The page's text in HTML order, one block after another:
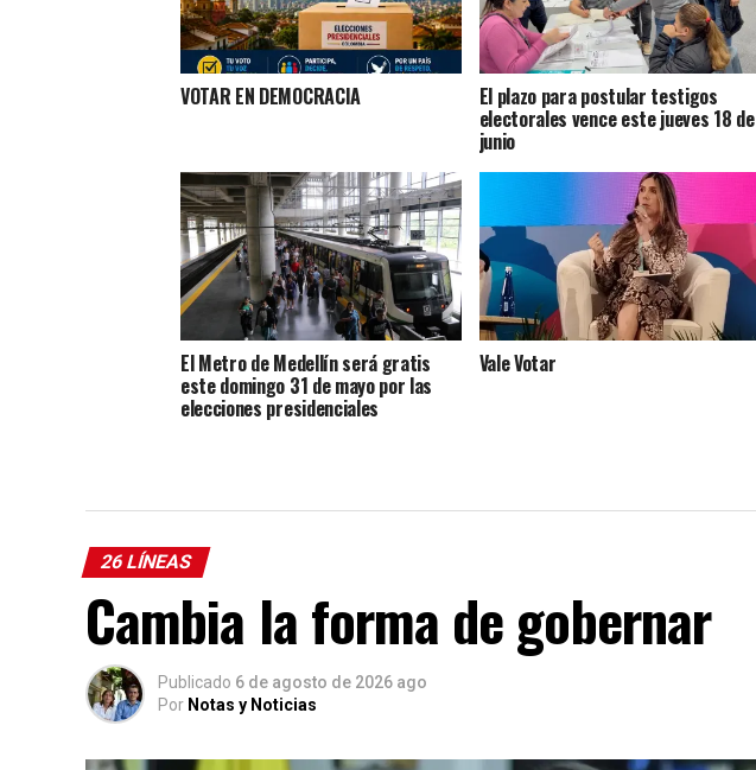
VOTAR EN DEMOCRACIA El plazo para postular testigos
electorales vence este jueves 18 de
junio
El Metro de Medellín será gratis
este domingo 31 de mayo por las
elecciones presidenciales
Vale Votar
26 LÍNEAS
Cambia la forma de gobernar
Publicado 6 de agosto de 2026 ago
Por Notas y Noticias